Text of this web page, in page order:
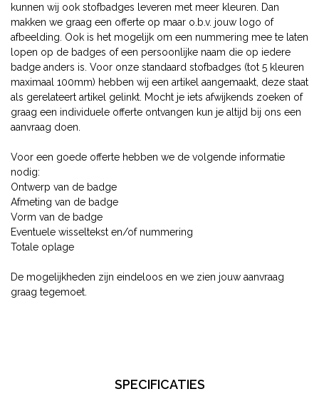
kunnen wij ook stofbadges leveren met meer kleuren. Dan
makken we graag een offerte op maar o.b.v. jouw logo of
afbeelding. Ook is het mogelijk om een nummering mee te laten
lopen op de badges of een persoonlijke naam die op iedere
badge anders is. Voor onze standaard stofbadges (tot 5 kleuren
maximaal 100mm) hebben wij een artikel aangemaakt, deze staat
als gerelateert artikel gelinkt. Mocht je iets afwijkends zoeken of
graag een individuele offerte ontvangen kun je altijd bij ons een
aanvraag doen.
Voor een goede offerte hebben we de volgende informatie
nodig:
Ontwerp van de badge
Afmeting van de badge
Vorm van de badge
Eventuele wisseltekst en/of nummering
Totale oplage
De mogelijkheden zijn eindeloos en we zien jouw aanvraag
graag tegemoet.
SPECIFICATIES